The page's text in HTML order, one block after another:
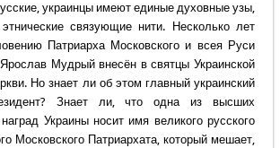
украинцы имеют единые духовные узы,
связующие нити. Несколько лет
Патриарха Московского и всея Руси
Мудрый внесён в святцы Украинской
Но знает ли об этом главный украинский
Знает ли, что одна из высших
Украины носит имя великого русского
Московского Патриархата, который мешает,